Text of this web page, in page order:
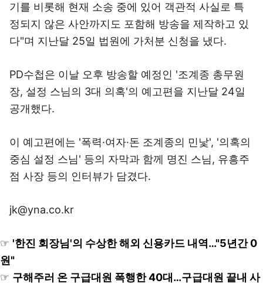
기를 비롯해 현재 소송 중에 있어 객관적 사실로 특
정되지 않은 사안까지도 포함해 방송을 제작하고 있
다"며 지난달 25일 법원에 가처분 신청을 냈다.
PD수첩은 이날 오후 방송할 예정인 '조계종 총무원
장, 설정 스님의 3대 의혹'의 예고편을 지난달 24일
공개했다.
이 예고편에는 '폭력·여자·돈 조계종의 민낯', '의혹의
중심 설정 스님' 등의 자막과 함께 명진 스님, 유흥주
점 사장 등의 인터뷰가 담겼다.
jk@yna.co.kr
☞ '한진 회장님'의 수상한 해외 신용카드 내역…"5년간 0
원"
☞ 구해주러 온 구급대원 폭행한 40대…구급대원 끝내 사